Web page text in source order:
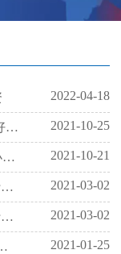
2022-04-18
完整准确全面贯彻新发展理念 扎实做好碳达峰碳中和工作 2021-10-25
国务院常务会议要求进一步加大对中小微企业纾困的政策支持力度等 2021-10-21
国家电网公司发布“碳达峰、碳中和”行动方案 2021-03-02
国家电网公司发布“碳达峰、碳中和”行动方案 2021-03-02
两山”理念指引绿色金融发展 2021-01-25